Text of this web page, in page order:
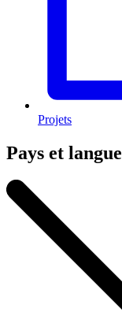
Projets
Pays et langue